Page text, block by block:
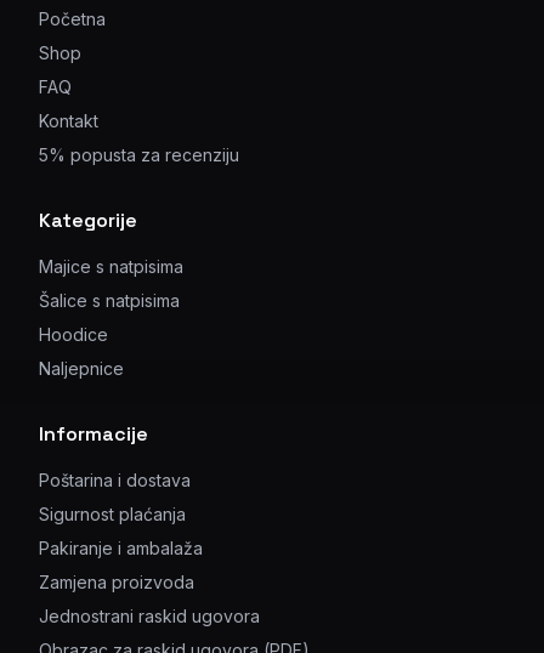
Početna
Shop
FAQ
Kontakt
5% popusta za recenziju
Kategorije
Majice s natpisima
Šalice s natpisima
Hoodice
Naljepnice
Informacije
Poštarina i dostava
Sigurnost plaćanja
Pakiranje i ambalaža
Zamjena proizvoda
Jednostrani raskid ugovora